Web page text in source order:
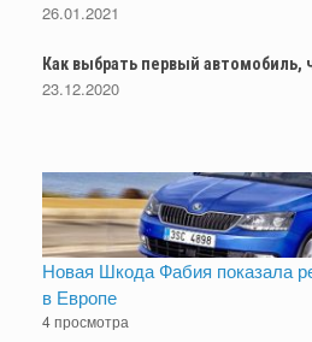
26.01.2021
Как выбрать первый
23.12.2020
Новая Шкода Фабия показала
в Европе
4 просмотра